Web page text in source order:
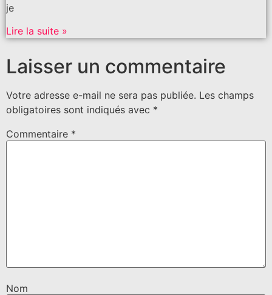
je
Lire la suite »
Laisser un commentaire
Votre adresse e-mail ne sera pas publiée. Les champs
obligatoires sont indiqués avec *
Commentaire *
Nom